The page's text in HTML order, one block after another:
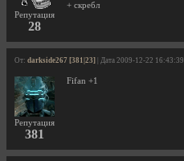
Репутация
28
+ скребл
От: darkside267 [381|23] | Дата 2009-12-22 16:43:39
Репутация
381
Fifan +1